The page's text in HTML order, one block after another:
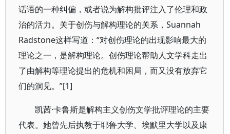
话语的一种纠偏，或者说为解构批评注入了伦理和政
治的活力。关于创伤与解构理论的关系，Suannah
Radstone这样写道：“对创伤理论的出现影响最大的
理论之一，是解构理论。创伤理论帮助人文学科走出
了由解构等理论提出的危机和困局，而又没有放弃它
们的洞见。”[1]
凯茜·卡鲁斯是解构主义创伤文学批评理论的主要
代表。她曾先后执教于耶鲁大学、埃默里大学以及康